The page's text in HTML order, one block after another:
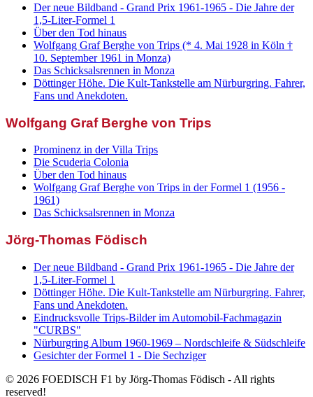
Der neue Bildband - Grand Prix 1961-1965 - Die Jahre der
1,5-Liter-Formel 1
Über den Tod hinaus
Wolfgang Graf Berghe von Trips (* 4. Mai 1928 in Köln †
10. September 1961 in Monza)
Das Schicksalsrennen in Monza
Döttinger Höhe. Die Kult-Tankstelle am Nürburgring. Fahrer,
Fans und Anekdoten.
Wolfgang Graf Berghe von Trips
Prominenz in der Villa Trips
Die Scuderia Colonia
Über den Tod hinaus
Wolfgang Graf Berghe von Trips in der Formel 1 (1956 -
1961)
Das Schicksalsrennen in Monza
Jörg-Thomas Födisch
Der neue Bildband - Grand Prix 1961-1965 - Die Jahre der
1,5-Liter-Formel 1
Döttinger Höhe. Die Kult-Tankstelle am Nürburgring. Fahrer,
Fans und Anekdoten.
Eindrucksvolle Trips-Bilder im Automobil-Fachmagazin
"CURBS"
Nürburgring Album 1960-1969 – Nordschleife & Südschleife
Gesichter der Formel 1 - Die Sechziger
© 2026 FOEDISCH F1 by Jörg-Thomas Födisch - All rights
reserved!